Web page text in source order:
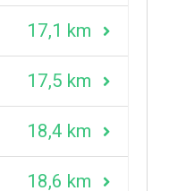
17,1 km
17,5 km
18,4 km
18,6 km